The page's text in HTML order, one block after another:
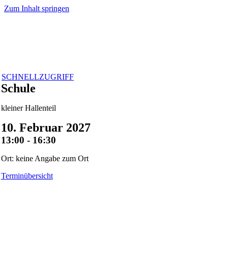
Zum Inhalt springen
SCHNELLZUGRIFF
Schule
kleiner Hallenteil
10. Februar 2027
13:00 - 16:30
Ort: keine Angabe zum Ort
Terminübersicht